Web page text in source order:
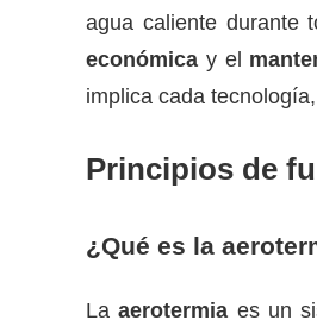
agua caliente durante
económica y el
implica cada
Principios de
¿Qué es la
Laaerotermia es un